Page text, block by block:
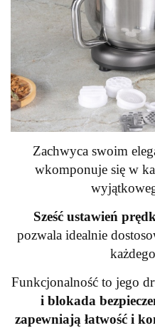
Zachwyca swoim
wkomponuje się w
Sześć ustawień
pozwala idealnie
Funkcjonalność to jego
i blokada
zapewniają łatwość i